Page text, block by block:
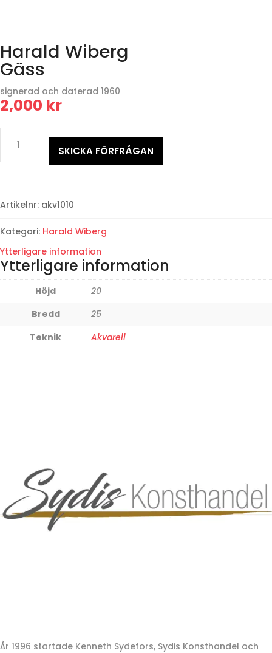
Harald Wiberg
Gäss
signerad och daterad 1960
2,000 kr
WibergGäss
mängd
SKICKA FÖRFRÅGAN
Artikelnr: akv1010
Kategori: Harald Wiberg
Ytterligare information
Ytterligare information
Höjd
20
Bredd
25
Teknik
Akvarell
År 1996 startade Kenneth Sydefors, Sydis Konsthandel och